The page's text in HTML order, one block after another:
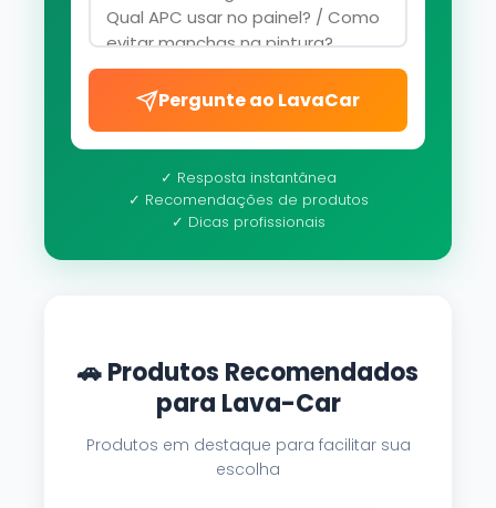
Pergunte ao LavaCar
✓ Resposta instantânea
✓ Recomendações de produtos
✓ Dicas profissionais
🚗 Produtos Recomendados
para Lava-Car
Produtos em destaque para facilitar sua
escolha